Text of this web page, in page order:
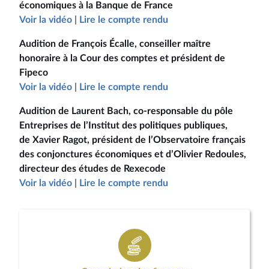
économiques à la Banque de France
Voir la vidéo
Lire le compte rendu
Audition de François Écalle, conseiller maître
honoraire à la Cour des comptes et président de
Fipeco
Voir la vidéo
Lire le compte rendu
Audition de Laurent Bach, co-responsable du pôle
Entreprises de l’Institut des politiques publiques,
de Xavier Ragot, président de l’Observatoire français
des conjonctures économiques et d’Olivier Redoules,
directeur des études de Rexecode
Voir la vidéo
Lire le compte rendu